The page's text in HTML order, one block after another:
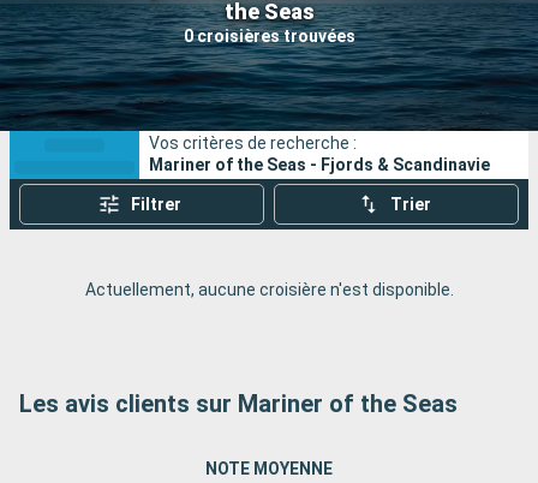
the Seas
0 croisières trouvées
Mois de départ
Ports Compagnies
Rechercher
Vos critères de recherche :
Mariner of the Seas - Fjords & Scandinavie
Filtrer Trier
Actuellement, aucune croisière n'est disponible.
Les avis clients sur Mariner of the Seas
NOTE MOYENNE